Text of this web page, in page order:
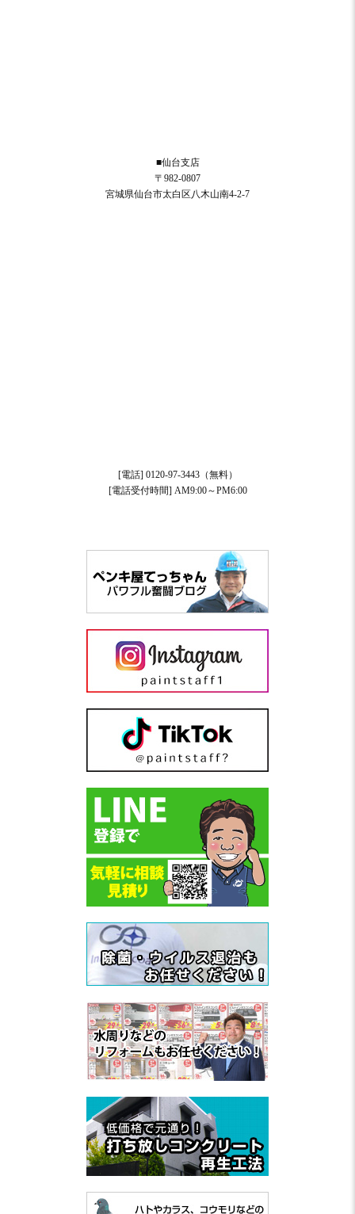
■仙台支店
〒982-0807
宮城県仙台市太白区八木山南4-2-7
[電話] 0120-97-3443（無料）
[電話受付時間] AM9:00～PM6:00